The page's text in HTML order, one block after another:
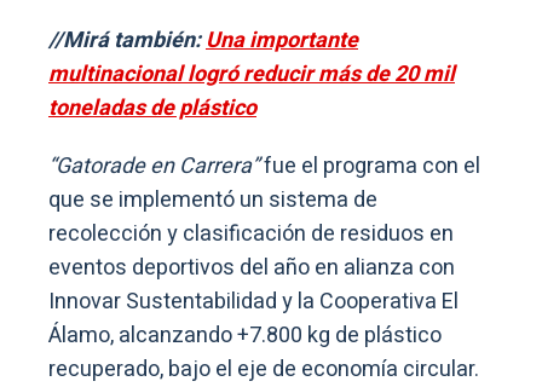
//Mirá también:Una importante
multinacional logró reducir más de 20 mil
toneladas de plástico
“Gatorade en Carrera”fue el programa con el
que se implementó un sistema de
recolección y clasificación de residuos en
eventos deportivos del año en alianza con
Innovar Sustentabilidad y la Cooperativa El
Álamo, alcanzando +7.800 kg de plástico
recuperado, bajo el eje de economía circular.